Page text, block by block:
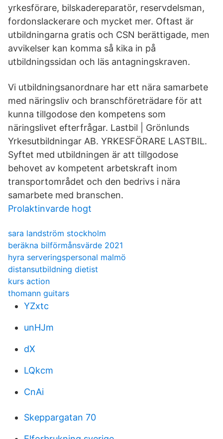
yrkesförare, bilskadereparatör, reservdelsman,
fordonslackerare och mycket mer. Oftast är
utbildningarna gratis och CSN berättigade, men
avvikelser kan komma så kika in på
utbildningssidan och läs antagningskraven.
Vi utbildningsanordnare har ett nära samarbete
med näringsliv och branschföreträdare för att
kunna tillgodose den kompetens som
näringslivet efterfrågar. Lastbil | Grönlunds
Yrkesutbildningar AB. YRKESFÖRARE LASTBIL.
Syftet med utbildningen är att tillgodose
behovet av kompetent arbetskraft inom
transportområdet och den bedrivs i nära
samarbete med branschen.
Prolaktinvarde hogt
sara landström stockholm
beräkna bilförmånsvärde 2021
hyra serveringspersonal malmö
distansutbildning dietist
kurs action
thomann guitars
YZxtc
unHJm
dX
LQkcm
CnAi
Skeppargatan 70